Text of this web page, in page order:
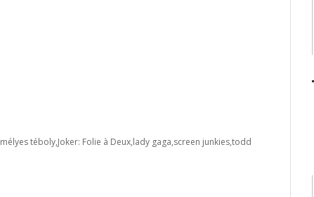
téboly Joker: Folie à Deux lady gaga screen junkiestodd